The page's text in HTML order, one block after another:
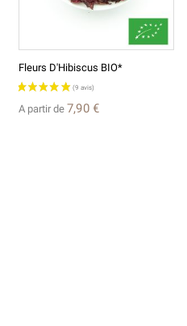
Fleurs D'Hibiscus BIO*
A partir de 7,90 €